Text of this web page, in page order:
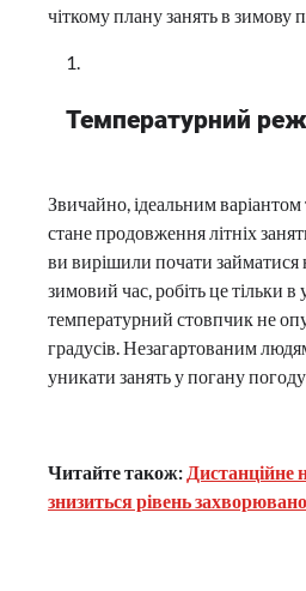
чіткому плану занять в зимову
Температурний
Звичайно, ідеальним
стане продовження літніх
ви вирішили почати займатися
зимовий час, робіть це тільки в
температурний стовпчик не
градусів. Незагартованим
уникати занять у погану
Читайте також: Дистанційне
знизиться рівень